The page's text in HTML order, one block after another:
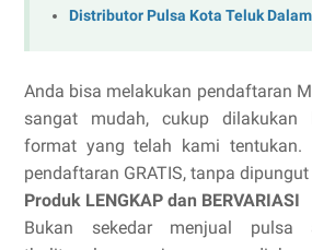
Distributor Pulsa Kota Teluk
Anda bisa melakukan pendaftaran
sangat mudah, cukup dilakukan
format yang telah kami tentukan.
pendaftaran GRATIS, tanpa
Produk LENGKAP dan BERVARIASI
Bukan sekedar menjual pulsa